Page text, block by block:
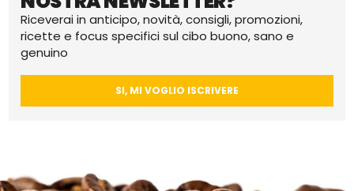
Riceverai in anticipo, novità, consigli, promozioni,
ricette e focus specifici sul cibo buono, sano e
genuino
SI, MI VOGLIO ISCRIVERE